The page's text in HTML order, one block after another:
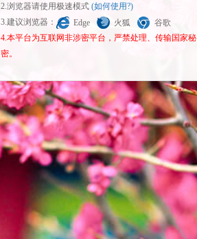
2.浏览器请使用极速模式 (如何使用?)
3.建议浏览器：
Edge 火狐
谷歌
4.本平台为互联网非涉密平台，严禁处理、传输国家秘
密。